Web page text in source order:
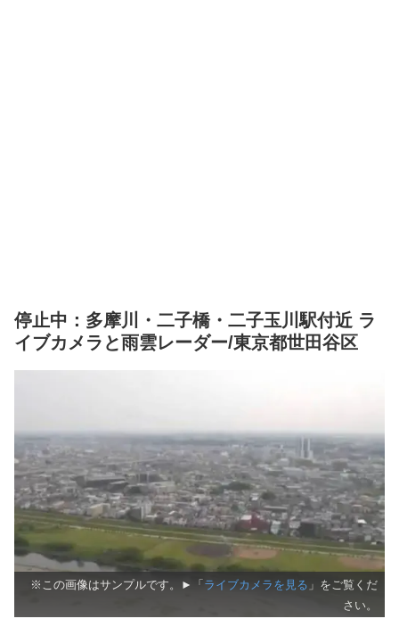
停止中：多摩川・二子橋・二子玉川駅付近 ラ
イブカメラと雨雲レーダー/東京都世田谷区
※この画像はサンプルです。►「 ライブカメラを見る 」をご覧くだ
さい。